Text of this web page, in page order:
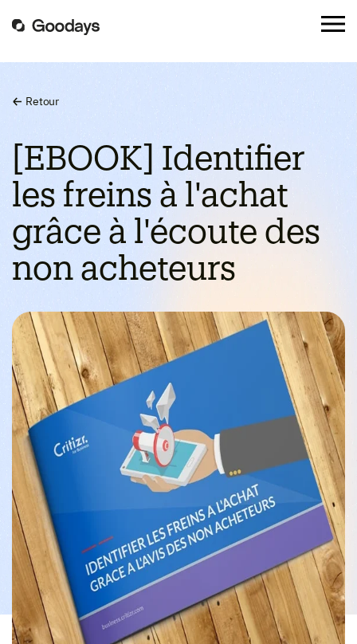
Retour
[EBOOK] Identifier
les freins à l'achat
grâce à l'écoute des
non acheteurs